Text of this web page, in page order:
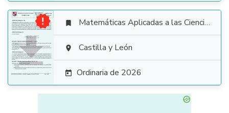

  Matemáticas Aplicadas a las Ciencias Sociales
 Castilla y León
 Ordinaria de 2026